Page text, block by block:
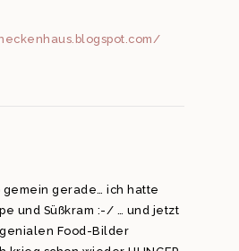
gemein gerade… ich hatte
und Süßkram :-/ … und jetzt
Food-Bilder